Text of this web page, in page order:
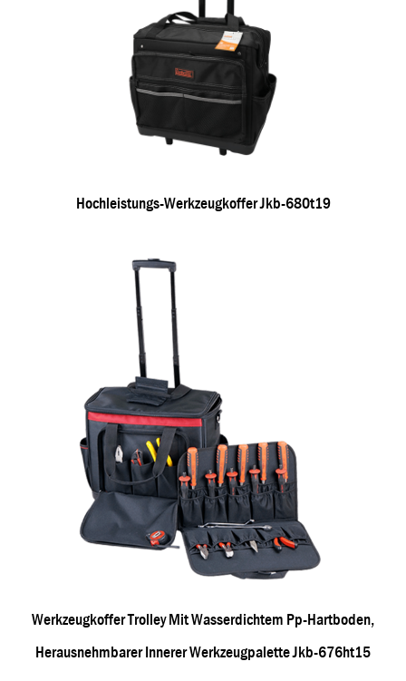
Hochleistungs-Werkzeugkoffer Jkb-680t19
Werkzeugkoffer Trolley Mit Wasserdichtem Pp-Hartboden,
Herausnehmbarer Innerer Werkzeugpalette Jkb-676ht15